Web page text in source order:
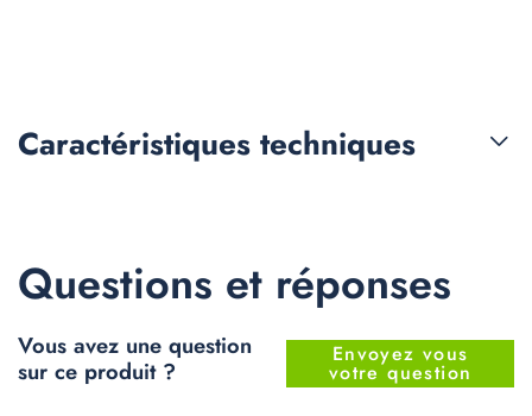
Caractéristiques techniques
Questions et réponses
Vous avez une question
sur ce produit ?
Envoyez vous
votre question